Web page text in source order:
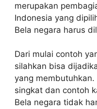
merupakan
Indonesia yang
Bela negara harus
Dari mulai contoh
silahkan bisa
yang
singkat dan contoh
Bela negara tidak